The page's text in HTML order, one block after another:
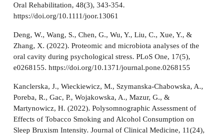
Oral Rehabilitation, 48(3), 343-354.
https://doi.org/10.1111/joor.13061
Deng, W., Wang, S., Chen, G., Wu, Y., Liu, C., Xue, Y., &
Zhang, X. (2022). Proteomic and microbiota analyses of the
oral cavity during psychological stress. PLoS One, 17(5),
e0268155. https://doi.org/10.1371/journal.pone.0268155
Kanclerska, J., Wieckiewicz, M., Szymanska-Chabowska, A.,
Poreba, R., Gac, P., Wojakowska, A., Mazur, G., &
Martynowicz, H. (2022). Polysomnographic Assessment of
Effects of Tobacco Smoking and Alcohol Consumption on
Sleep Bruxism Intensity. Journal of Clinical Medicine, 11(24),